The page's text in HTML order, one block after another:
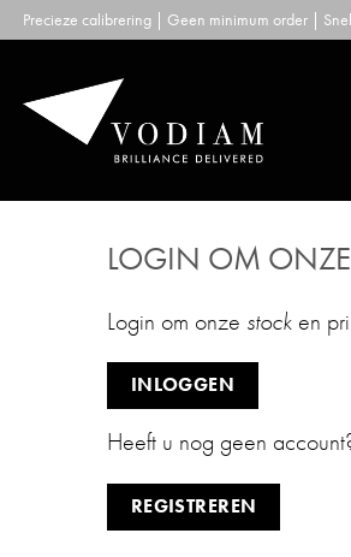
Skip
to
Precieze calibrering | Geen minimum order |
LOGIN OM ONZE
Login om onze stock en
INLOGGEN
Heeft u nog geen
REGISTREREN